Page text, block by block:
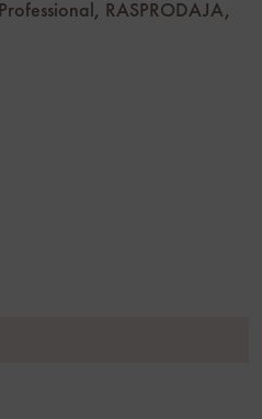
Professional , RASPRODAJA,